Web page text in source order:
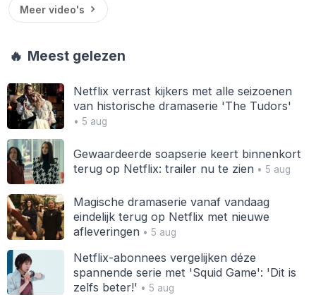
Meer video's
🔥 Meest gelezen
Netflix verrast kijkers met alle seizoenen
van historische dramaserie 'The Tudors'
• 5 aug
Gewaardeerde soapserie keert binnenkort
terug op Netflix: trailer nu te zien• 5 aug
Magische dramaserie vanaf vandaag
eindelijk terug op Netflix met nieuwe
afleveringen• 5 aug
Netflix-abonnees vergelijken déze
spannende serie met 'Squid Game': 'Dit is
zelfs beter!' • 5 aug